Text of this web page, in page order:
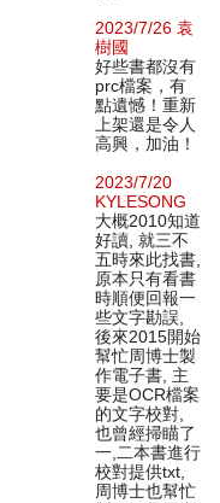
2023/7/26 袁
樹國
好些書都沒有
prc檔案，有
點遺憾！重新
上架還是令人
高興，加油！
2023/7/20
KYLESONG
大概2010知道
好讀, 就三不
五時來此找書,
原本只有看書
時順便回報一
些文字勘誤,
後來2015開始
幫忙周博士製
作電子書, 主
要是OCR檔案
的文字校對,
也曾經掃瞄了
一,二本書進行
校對提供txt,
周博士也幫忙